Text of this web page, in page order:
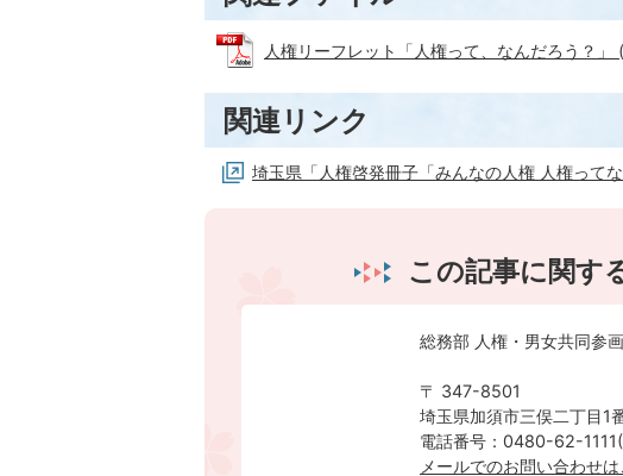
人権リーフレット「人権って、なんだろう？
関連リンク
埼玉県「人権啓発冊子「みんなの人権 人権って
この記事に関す
総務部 人権・男女共同参
〒 347-8501
埼玉県加須市三俣二丁目1
電話番号：0480-62-
メールでのお問い合わせは